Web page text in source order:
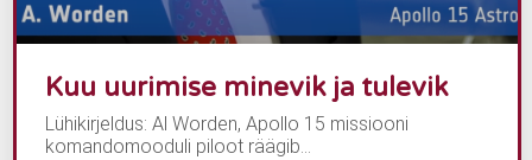
Kuu uurimise minevik ja tulevik
Lühikirjeldus: Al Worden, Apollo 15 missiooni
komandomooduli piloot räägib...